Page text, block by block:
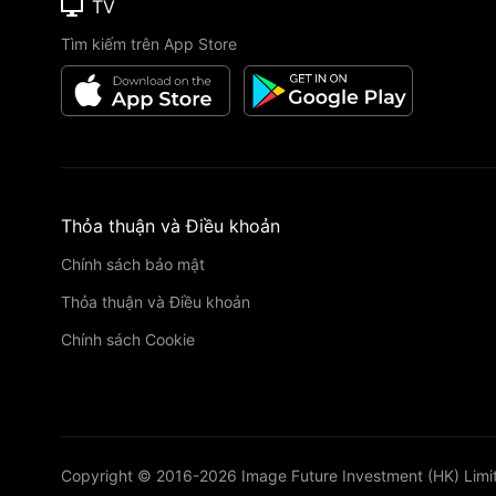
TV
Tìm kiếm trên App Store
Thỏa thuận và Điều khoản
Chính sách bảo mật
Thỏa thuận và Điều khoản
Chính sách Cookie
Copyright © 2016-2026 Image Future Investment (HK)